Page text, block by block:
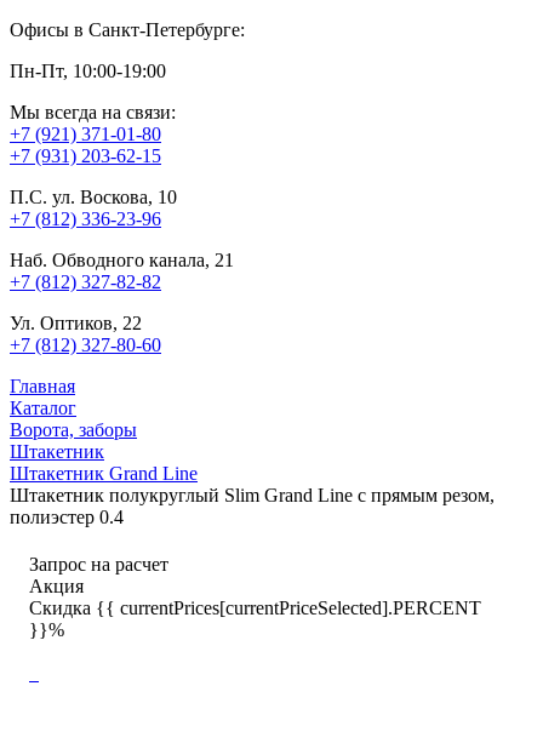
Офисы в Санкт-Петербурге:
Пн-Пт, 10:00-19:00
Мы всегда на связи:
+7 (921) 371-01-80
+7 (931) 203-62-15
П.С. ул. Воскова, 10
+7 (812) 336-23-96
Наб. Обводного канала, 21
+7 (812) 327-82-82
Ул. Оптиков, 22
+7 (812) 327-80-60
Главная
Каталог
Ворота, заборы
Штакетник
Штакетник Grand Line
Штакетник полукруглый Slim Grand Line с прямым резом,
полиэстер 0.4
Запрос на расчет
Акция
Скидка {{ currentPrices[currentPriceSelected].PERCENT
}}%